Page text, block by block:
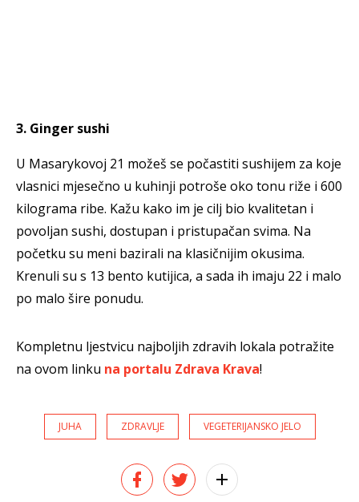
3. Ginger sushi
U Masarykovoj 21 možeš se počastiti sushijem za koje
vlasnici mjesečno u kuhinji potroše oko tonu riže i 600
kilograma ribe. Kažu kako im je cilj bio kvalitetan i
povoljan sushi, dostupan i pristupačan svima. Na
početku su meni bazirali na klasičnijim okusima.
Krenuli su s 13 bento kutijica, a sada ih imaju 22 i malo
po malo šire ponudu.
Kompletnu ljestvicu najboljih zdravih lokala potražite
na ovom linku na portalu Zdrava Krava!
JUHA ZDRAVLJE VEGETERIJANSKO JELO